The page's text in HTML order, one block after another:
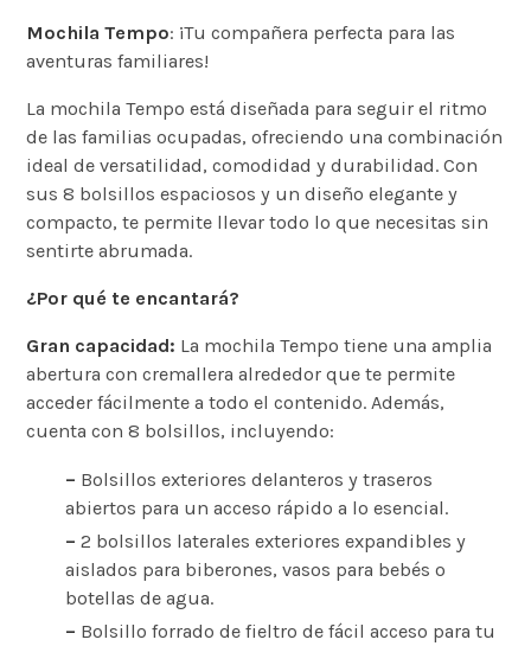
Mochila Tempo: ¡Tu compañera perfecta para las
aventuras familiares!
La mochila Tempo está diseñada para seguir el ritmo
de las familias ocupadas, ofreciendo una combinación
ideal de versatilidad, comodidad y durabilidad. Con
sus 8 bolsillos espaciosos y un diseño elegante y
compacto, te permite llevar todo lo que necesitas sin
sentirte abrumada.
¿Por qué te encantará?
Gran capacidad: La mochila Tempo tiene una amplia
abertura con cremallera alrededor que te permite
acceder fácilmente a todo el contenido. Además,
cuenta con 8 bolsillos, incluyendo:
– Bolsillos exteriores delanteros y traseros
abiertos para un acceso rápido a lo esencial.
– 2 bolsillos laterales exteriores expandibles y
aislados para biberones, vasos para bebés o
botellas de agua.
– Bolsillo forrado de fieltro de fácil acceso para tu